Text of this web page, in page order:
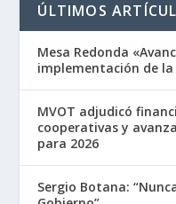
ÚLTIMOS
Mesa Redonda
implementación de
MVOT adjudicó
cooperativas y
para 2026
Sergio Botana: